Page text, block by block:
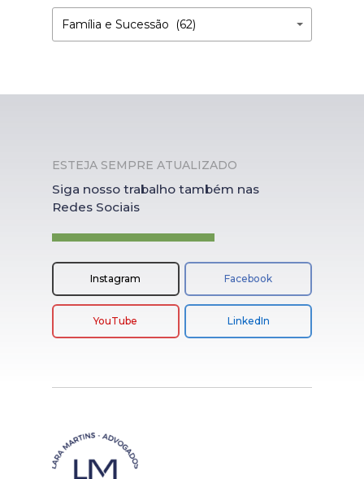
Por
Categoria
Família e Sucessão (62)
Categoria
ESTEJA SEMPRE ATUALIZADO
Siga nosso trabalho também nas
Redes Sociais
Instagram Facebook
YouTube LinkedIn